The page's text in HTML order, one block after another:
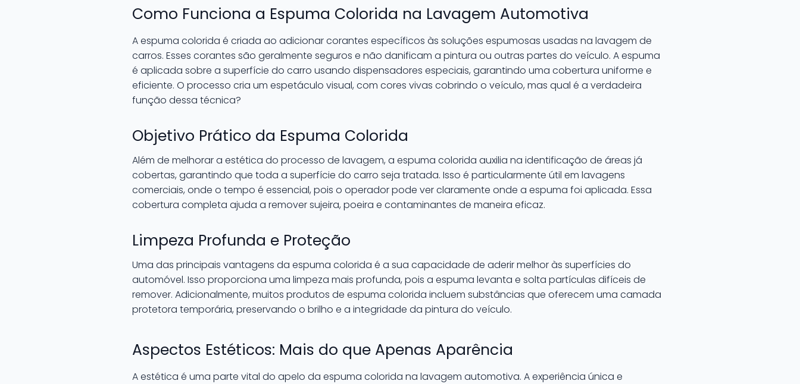
Como Funciona a Espuma Colorida na Lavagem Automotiva
A espuma colorida é criada ao adicionar corantes específicos às soluções espumosas usadas na lavagem de
carros. Esses corantes são geralmente seguros e não danificam a pintura ou outras partes do veículo. A espuma
é aplicada sobre a superfície do carro usando dispensadores especiais, garantindo uma cobertura uniforme e
eficiente. O processo cria um espetáculo visual, com cores vivas cobrindo o veículo, mas qual é a verdadeira
função dessa técnica?
Objetivo Prático da Espuma Colorida
Além de melhorar a estética do processo de lavagem, a espuma colorida auxilia na identificação de áreas já
cobertas, garantindo que toda a superfície do carro seja tratada. Isso é particularmente útil em lavagens
comerciais, onde o tempo é essencial, pois o operador pode ver claramente onde a espuma foi aplicada. Essa
cobertura completa ajuda a remover sujeira, poeira e contaminantes de maneira eficaz.
Limpeza Profunda e Proteção
Uma das principais vantagens da espuma colorida é a sua capacidade de aderir melhor às superfícies do
automóvel. Isso proporciona uma limpeza mais profunda, pois a espuma levanta e solta partículas difíceis de
remover. Adicionalmente, muitos produtos de espuma colorida incluem substâncias que oferecem uma camada
protetora temporária, preservando o brilho e a integridade da pintura do veículo.
Aspectos Estéticos: Mais do que Apenas Aparência
A estética é uma parte vital do apelo da espuma colorida na lavagem automotiva. A experiência única e